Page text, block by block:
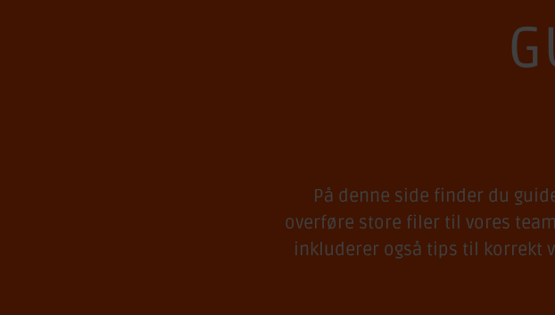
På denne side finder du
overføre store filer til vores
inkluderer også tips til korrekt